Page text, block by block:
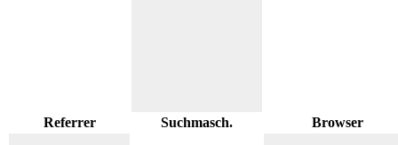
Referrer Suchmasch. Browser